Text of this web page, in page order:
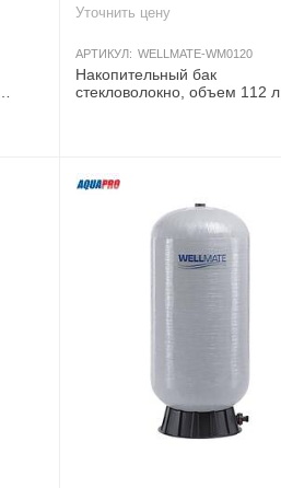
Уточнить цену
АРТИКУЛ: WELLMATE-WM0120
Накопительный бак
стекловолокно, объем 112 л,